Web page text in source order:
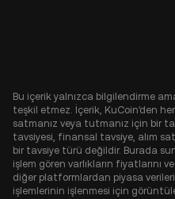
Bu içerik yalnızca bilgilendirme
teşkil etmez. İçerik, KuCoin'den
satmanız veya tutmanız için bir
tavsiyesi, finansal tavsiye, alım
bir tavsiye türü değildir. Burada
işlem gören varlıkların fiyatlarını
diğer platformlardan piyasa
işlemlerinin işlenmesi için